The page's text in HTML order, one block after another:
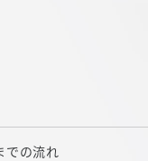
での流れ